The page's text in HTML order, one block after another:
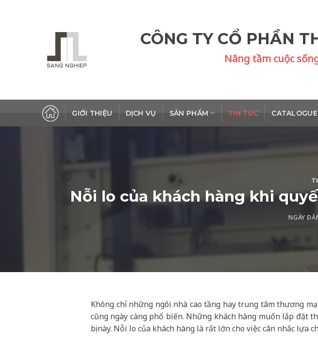
CÔNG TY CỔ PHẦN
Nâng tầm cuộc
GIỚI THIỆU DỊCH VỤ SẢN PHẨM TIN TỨC CATALOGUE
Nỗi lo của khách hàng khi
NGÀY
Không chỉ những ngôi nhà cao tầng hay trung tâm thương
cũng ngày càng phổ biến. Những khách hàng muốn lắp đặt
bị này. Nỗi lo của khách hàng là rất lớn cho việc cân nhắc lựa